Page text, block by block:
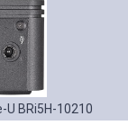
U BRi5H-10210